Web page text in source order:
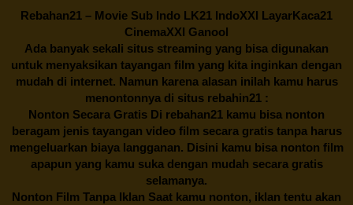
Rebahan21 – Movie Sub Indo LK21 IndoXXI LayarKaca21
CinemaXXI Ganool
Ada banyak sekali situs streaming yang bisa digunakan
untuk menyaksikan tayangan film yang kita inginkan dengan
mudah di internet. Namun karena alasan inilah kamu harus
menontonnya di situs rebahin21 :
Nonton Secara Gratis Di rebahan21 kamu bisa nonton
beragam jenis tayangan video film secara gratis tanpa harus
mengeluarkan biaya langganan. Disini kamu bisa nonton film
apapun yang kamu suka dengan mudah secara gratis
selamanya.
Nonton Film Tanpa Iklan Saat kamu nonton, iklan tentu akan